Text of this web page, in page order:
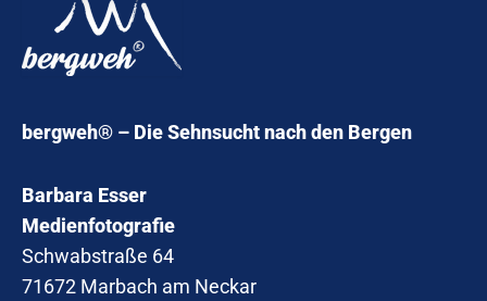
bergweh® – Die Sehnsucht nach den Bergen
Barbara Esser
Medienfotografie
Schwabstraße 64
71672 Marbach am Neckar